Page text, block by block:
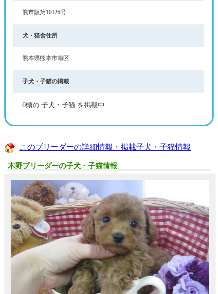
熊市販第10326号
犬・猫舎住所
熊本県熊本市南区
子犬・子猫の掲載
0頭の 子犬・子猫 を掲載中
このブリーダーの詳細情報・掲載子犬・子猫情報
木野ブリーダーの子犬・子猫情報